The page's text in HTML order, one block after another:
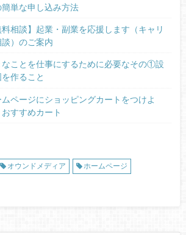
簡単な申し込み方法
料相談】起業・副業を応援します（キャリ
談）のご案内
なことを仕事にするために必要なその①設
作ること
ムページにショッピングカートをつけよ
おすすめカート
オウンドメディア ホームページ